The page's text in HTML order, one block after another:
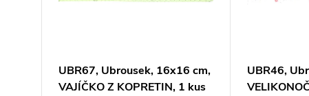
UBR67, Ubrousek, 16x16 cm,
VAJÍČKO Z KOPRETIN, 1 kus
UBR46,